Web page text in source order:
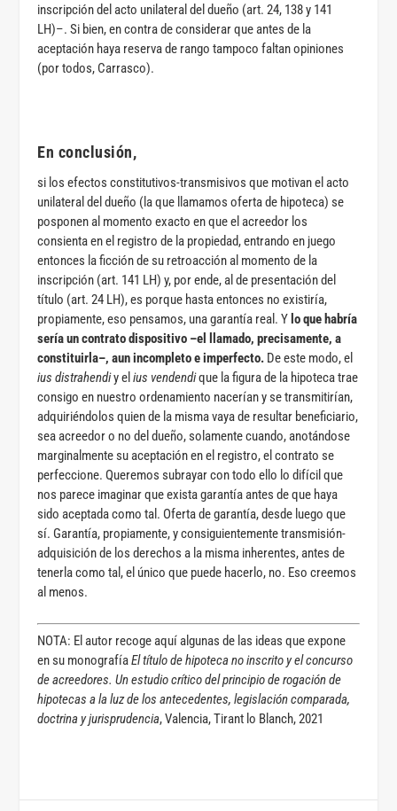
inscripción del acto unilateral del dueño (art. 24, 138 y 141
LH)–. Si bien, en contra de considerar que antes de la
aceptación haya reserva de rango tampoco faltan opiniones
(por todos, Carrasco).
En conclusión,
si los efectos constitutivos-transmisivos que motivan el acto
unilateral del dueño (la que llamamos oferta de hipoteca) se
posponen al momento exacto en que el acreedor los
consienta en el registro de la propiedad, entrando en juego
entonces la ficción de su retroacción al momento de la
inscripción (art. 141 LH) y, por ende, al de presentación del
título (art. 24 LH), es porque hasta entonces no existiría,
propiamente, eso pensamos, una garantía real. Y lo que habría
sería un contrato dispositivo –el llamado, precisamente, a
constituirla–, aun incompleto e imperfecto. De este modo, el
ius distrahendiy elius vendendique la figura de la hipoteca trae
consigo en nuestro ordenamiento nacerían y se transmitirían,
adquiriéndolos quien de la misma vaya de resultar beneficiario,
sea acreedor o no del dueño, solamente cuando, anotándose
marginalmente su aceptación en el registro, el contrato se
perfeccione. Queremos subrayar con todo ello lo difícil que
nos parece imaginar que exista garantía antes de que haya
sido aceptada como tal. Oferta de garantía, desde luego que
sí. Garantía, propiamente, y consiguientemente transmisión-
adquisición de los derechos a la misma inherentes, antes de
tenerla como tal, el único que puede hacerlo, no. Eso creemos
al menos.
NOTA: El autor recoge aquí algunas de las ideas que expone
en su monografíaEl título de hipoteca no inscrito y el concurso
de acreedores. Un estudio crítico del principio de rogación de
hipotecas a la luz de los antecedentes, legislación comparada,
doctrina y jurisprudencia, Valencia, Tirant lo Blanch, 2021